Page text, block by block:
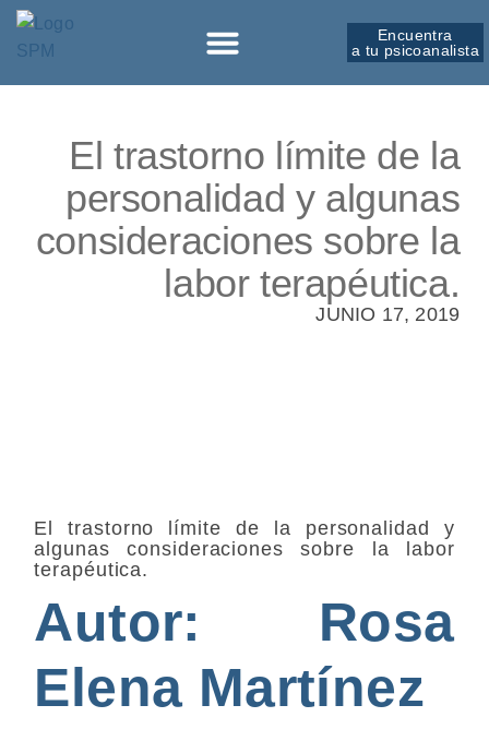
Encuentra
a tu psicoanalista
El trastorno límite de la
personalidad y algunas
consideraciones sobre la
labor terapéutica.
JUNIO 17, 2019
El trastorno límite de la personalidad y
algunas consideraciones sobre la labor
terapéutica.
Autor: Rosa
Elena Martínez